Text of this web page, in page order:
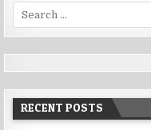
Search for:
RECENT POSTS